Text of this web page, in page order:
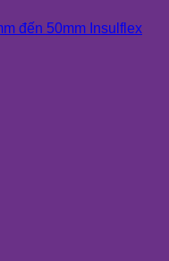
đến 50mm Insulflex